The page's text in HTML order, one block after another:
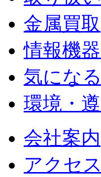
金属買取
情報機
気にな
環境・
会社案内
アクセ